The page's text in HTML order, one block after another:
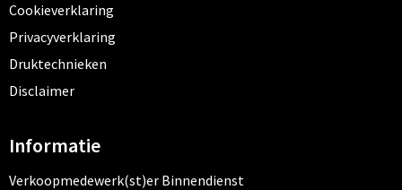
Cookieverklaring
Privacyverklaring
Druktechnieken
Disclaimer
Informatie
Verkoopmedewerk(st)er Binnendienst